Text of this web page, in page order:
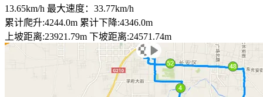
13.65km/h 最大速度：33.77km/h
累计爬升:4244.0m 累计下降:4346.0m
上坡距离:23921.79m 下坡距离:24571.74m